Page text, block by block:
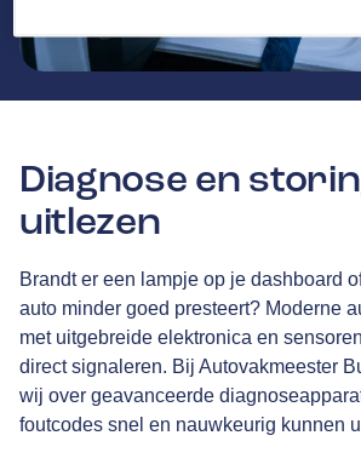
Diagnose en
uitlezen
Brandt er een lampje op je dashboard
auto minder goed presteert? Moderne
met uitgebreide elektronica en
direct signaleren. Bij Autovakmeester
wij over geavanceerde
foutcodes snel en nauwkeurig kunnen